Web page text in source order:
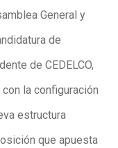
General y
de
de CEDELCO,
la configuración
estructura
que apuesta